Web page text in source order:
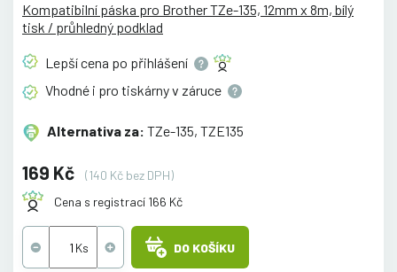
Kompatibilní páska pro Brother TZe-135, 12mm x 8m, bílý
tisk / průhledný podklad
Lepší cena po přihlášení
Vhodné i pro tiskárny v záruce
Alternativa za: TZe-135, TZE135
169 Kč
(140 Kč bez DPH)
Cena s registrací 166 Kč
DO KOŠÍKU